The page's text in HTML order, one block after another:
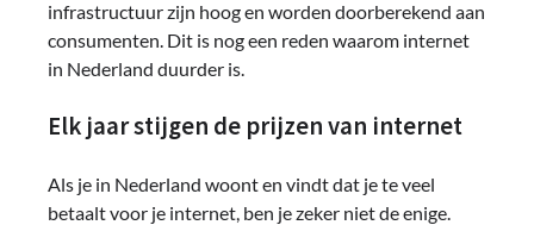
infrastructuur zijn hoog en worden doorberekend aan
consumenten. Dit is nog een reden waarom internet
in Nederland duurder is.
Elk jaar stijgen de prijzen van internet
Als je in Nederland woont en vindt dat je te veel
betaalt voor je internet, ben je zeker niet de enige.